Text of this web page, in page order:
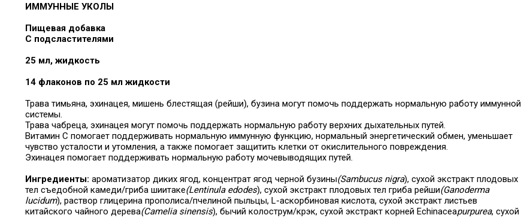
ИММУННЫЕ УКОЛЫ
Пищевая добавка
С подсластителями
25 мл, жидкость
14 флаконов по 25 мл жидкости
Трава тимьяна, эхинацея, мишень блестящая (рейши), бузина могут помочь поддержать нормальную работу иммунной
системы.
Трава чабреца, эхинацея могут помочь поддержать нормальную работу верхних дыхательных путей.
Витамин С помогает поддерживать нормальную иммунную функцию, нормальный энергетический обмен, уменьшает
чувство усталости и утомления, а также помогает защитить клетки от окислительного повреждения.
Эхинацея помогает поддерживать нормальную работу мочевыводящих путей.
Ингредиенты: ароматизатор диких ягод, концентрат ягод черной бузины(Sambucus nigra), сухой экстракт плодовых
тел съедобной камеди/гриба шиитаке(Lentinula edodes), сухой экстракт плодовых тел гриба рейши(Ganoderma
lucidum), раствор глицерина прополиса/пчелиной пыльцы, L-аскорбиновая кислота, сухой экстракт листьев
китайского чайного дерева(Camelia sinensis), бычий колострум/крэк, сухой экстракт корней Echinaceapurpurea, сухой